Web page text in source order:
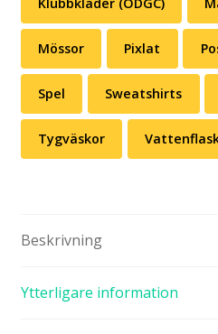
Klubbkläder (ÖDGC)
Mössor Pixlat
Spel Sweatshirts
Tygväskor
Beskrivning
Ytterligare information